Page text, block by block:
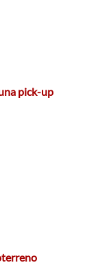
pick-up